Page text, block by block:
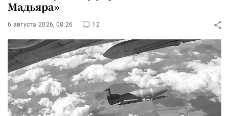
Мадьяра»
6 августа 2026, 08:26 12